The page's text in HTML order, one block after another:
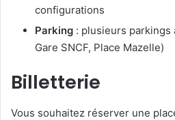
configurations
Parking : plusieurs parkings
Gare SNCF, Place Mazelle)
Billetterie
Vous souhaitez réserver une